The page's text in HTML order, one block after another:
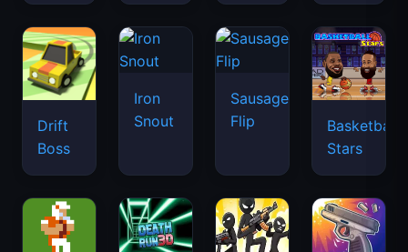
Drift
Boss
Iron
Snout
Sausage
Flip
Basketball
Stars